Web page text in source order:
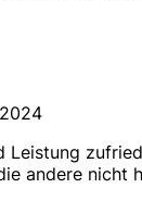
Leistung
andere nicht